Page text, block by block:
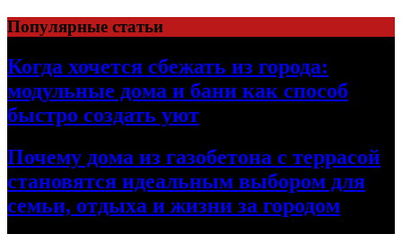
Перейти
к
содержимому
Популярные статьи
Когда хочется сбежать из города:
модульные дома и бани как способ
быстро создать уют
Почему дома из газобетона с террасой
становятся идеальным выбором для
семьи, отдыха и жизни за городом